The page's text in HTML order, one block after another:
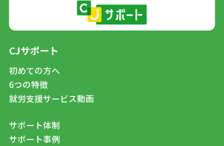
CJサポート
初めての方へ
6つの特徴
就労支援サービス動画
サポート体制
サポート事例